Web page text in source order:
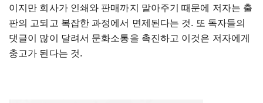
이지만 회사가 인쇄와 판매까지 맡아주기 때문에 저자는 출
판의 고되고 복잡한 과정에서 면제된다는 것. 또 독자들의
댓글이 많이 달려서 문화소통을 촉진하고 이것은 저자에게
충고가 된다는 것.